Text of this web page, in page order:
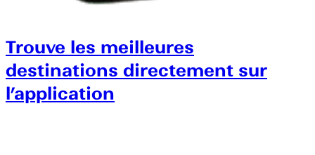
Trouve les meilleures
destinations directement sur
l’application